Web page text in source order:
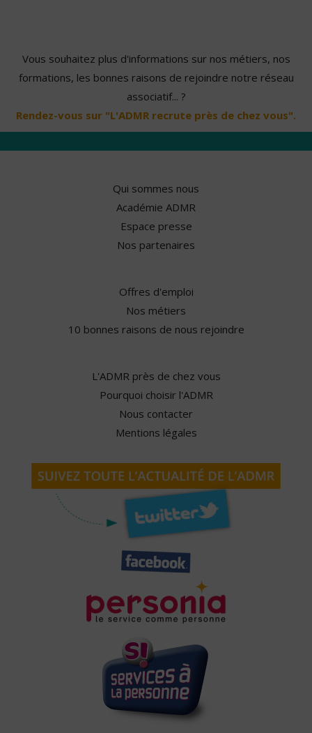
Vous souhaitez plus d'informations sur nos métiers, nos
formations, les bonnes raisons de rejoindre notre réseau
associatif... ?
Rendez-vous sur "L'ADMR recrute près de chez vous".
Qui sommes nous
Académie ADMR
Espace presse
Nos partenaires
Offres d'emploi
Nos métiers
10 bonnes raisons de nous rejoindre
L'ADMR près de chez vous
Pourquoi choisir l'ADMR
Nous contacter
Mentions légales